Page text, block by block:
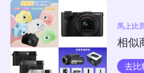
馬上比
相似
去比